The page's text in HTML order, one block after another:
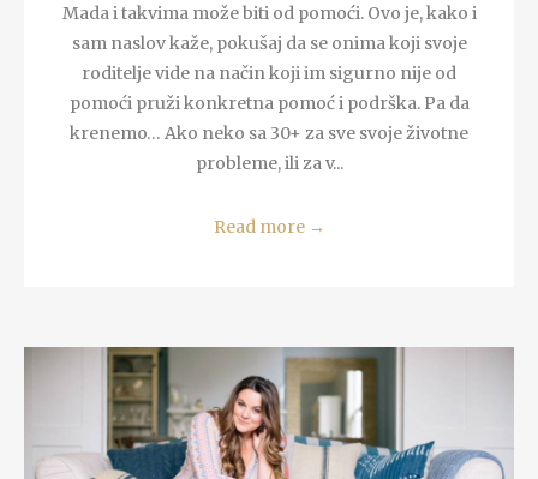
Mada i takvima može biti od pomoći. Ovo je, kako i
sam naslov kaže, pokušaj da se onima koji svoje
roditelje vide na način koji im sigurno nije od
pomoći pruži konkretna pomoć i podrška. Pa da
krenemo… Ako neko sa 30+ za sve svoje životne
probleme, ili za v...
Read more →
READ MORE